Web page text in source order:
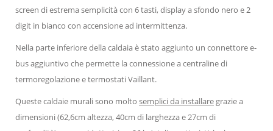
screen di estrema semplicità con 6 tasti, display a sfondo nero e 2
digit in bianco con accensione ad intermittenza.
Nella parte inferiore della caldaia è stato aggiunto un connettore e-
bus aggiuntivo che permette la connessione a centraline di
termoregolazione e termostati Vaillant.
Queste caldaie murali sono molto semplici da installare grazie a
dimensioni (62,6cm altezza, 40cm di larghezza e 27cm di